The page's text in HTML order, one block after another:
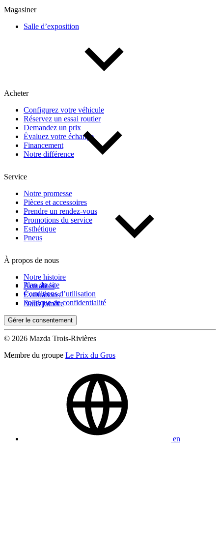
Magasiner
Salle d’exposition
Acheter
Configurez votre véhicule
Réservez un essai routier
Demandez un prix
Évaluez votre échange
Financement
Notre différence
Service
Notre promesse
Pièces et accessoires
Prendre un rendez-vous
Promotions du service
Esthétique
Pneus
À propos de nous
Notre histoire
Actualités
Évaluations
Nous joindre
Plan du site
Conditions d’utilisation
Politique de confidentialité
Gérer le consentement
© 2026 Mazda Trois-Rivières
Membre du groupe Le Prix du Gros
en